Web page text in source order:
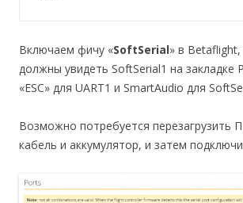
Включаем фичу «SoftSerial» в
должны увидеть SoftSerial1 на закладке
«ESC» для UART1 и SmartAudio для
Возможно потребуется перезагрузить
кабель и аккумулятор, и затем